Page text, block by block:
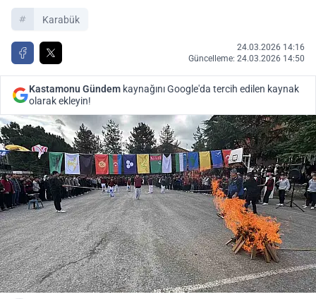
Karabük
24.03.2026 14:16
Güncelleme: 24.03.2026 14:50
Kastamonu Gündem kaynağını Google'da tercih edilen kaynak
olarak ekleyin!